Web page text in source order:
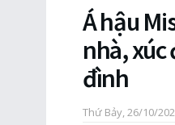
Á hậu
nhà,
đình
Thứ Bảy, 26/10/